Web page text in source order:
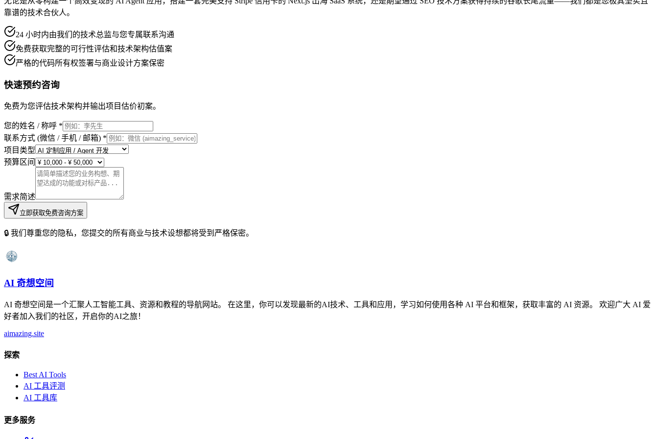
靠谱的技术合伙人。
24 小时内由我们的技术总监与您专属联系沟通
免费获取完整的可行性评估和技术架构估值案
严格的代码所有权签署与商业设计方案保密
快速预约咨询
免费为您评估技术架构并输出项目估价初案。
您的姓名 / 称呼 *
联系方式 (微信 / 手机 / 邮箱) *
项目类型
预算区间
需求简述
立即获取免费咨询方案
🔒 我们尊重您的隐私，您提交的所有商业与技术设想都将受到严格保密。
AI 奇想空间
AI 奇想空间是一个汇聚人工智能工具、资源和教程的导航网站。 在这里，你可以发现最新的AI技术、工具和应用，学习如何使用各种 AI 平台和框架，获取丰富的 AI 资源。 欢迎广大 AI 爱
好者加入我们的社区，开启你的AI之旅！
aimazing.site
探索
Best AI Tools
AI 工具评测
AI 工具库
更多服务